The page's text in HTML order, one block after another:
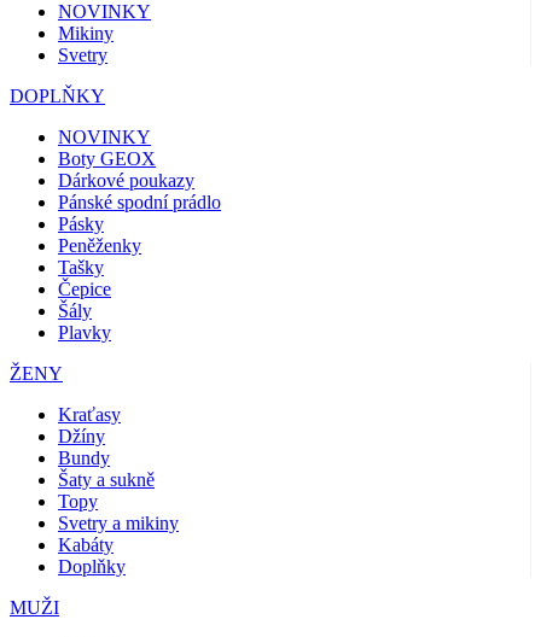
NOVINKY
Mikiny
Svetry
DOPLŇKY
NOVINKY
Boty GEOX
Dárkové poukazy
Pánské spodní prádlo
Pásky
Peněženky
Tašky
Čepice
Šály
Plavky
ŽENY
Kraťasy
Džíny
Bundy
Šaty a sukně
Topy
Svetry a mikiny
Kabáty
Doplňky
MUŽI